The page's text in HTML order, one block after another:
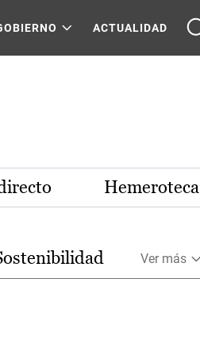
ACTUALIDAD
Hemeroteca
Ver más